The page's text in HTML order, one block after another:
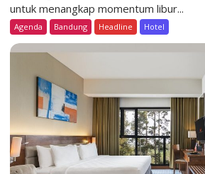
untuk menangkap momentum libur...
Agenda Bandung Headline Hotel